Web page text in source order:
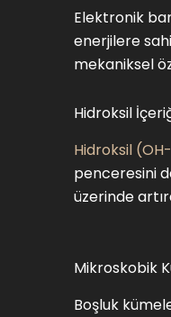
Elektronik
enerjilere
mekaniksel
Hidroksil
Hidroksil
penceresini
üzerinde
Mikroskobik
Boşluk